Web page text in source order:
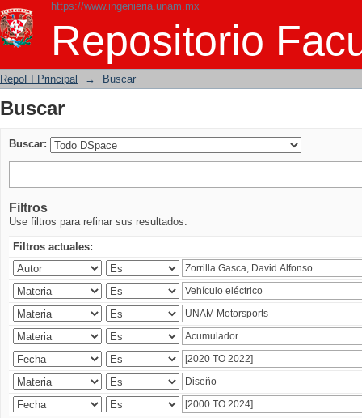
https://www.ingenieria.unam.mx
Repositorio
Buscar
RepoFI Principal → Buscar
Buscar
Buscar:
Filtros
Use filtros para refinar sus resultados.
Filtros actuales: